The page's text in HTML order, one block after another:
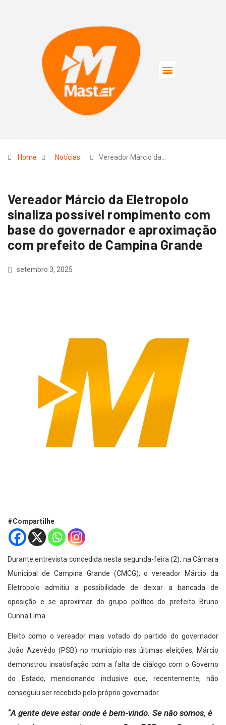
Home Notícias Vereador Márcio da…
Vereador Márcio da Eletropolo
sinaliza possível rompimento com
base do governador e aproximação
com prefeito de Campina Grande
setembro 3, 2025
#Compartilhe
Durante entrevista concedida nesta segunda-feira (2), na Câmara
Municipal de Campina Grande (CMCG), o vereador Márcio da
Eletropolo admitiu a possibilidade de deixar a bancada de
oposição e se aproximar do grupo político do prefeito Bruno
Cunha Lima.
Eleito como o vereador mais votado do partido do governador
João Azevêdo (PSB) no município nas últimas eleições, Márcio
demonstrou insatisfação com a falta de diálogo com o Governo
do Estado, mencionando inclusive que, recentemente, não
conseguiu ser recebido pelo próprio governador.
“A gente deve estar onde é bem-vindo. Se não somos, é